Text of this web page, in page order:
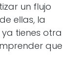
un flujo
ellas, la
tienes otra
que